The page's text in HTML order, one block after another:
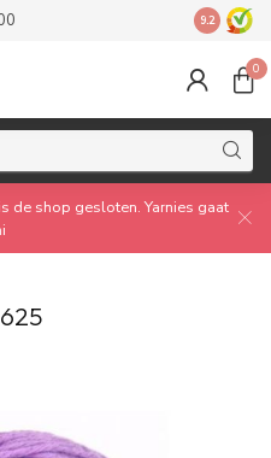
Made by
9.2
0
de shop gesloten. Yarnies gaat